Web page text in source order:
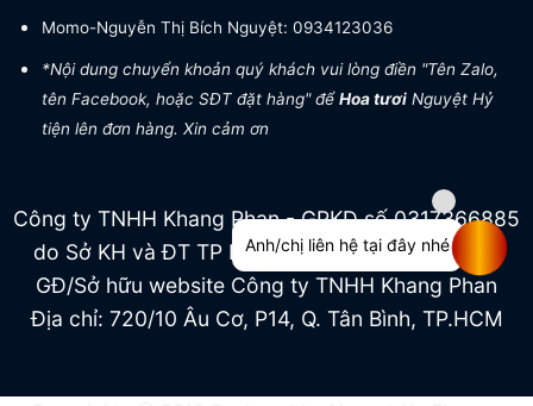
Momo-Nguyễn Thị Bích Nguyệt: 0934123036
*Nội dung chuyển khoản quý khách vui lòng điền "Tên Zalo,
tên Facebook, hoặc SĐT đặt hàng" đểHoa tươi Nguyệt Hỷ
tiện lên đơn hàng. Xin cảm ơn
Công ty TNHH Khang Phan - GPKD số 0317366885
do Sở KH và ĐT TP HCM cấp ngày 04/07/2022
GĐ/Sở hữu website Công ty TNHH Khang Phan
Địa chỉ: 720/10 Âu Cơ, P14, Q. Tân Bình, TP.HCM
Anh/chị liên hệ tại đây nhé